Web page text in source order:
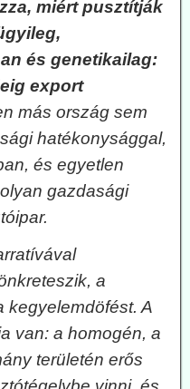
miért pusztítják
és genetikailag:
export
más ország sem
hatékonysággal,
és egyetlen
gazdasági
a
kegyelemdöfést. A
van: a homogén, a
területén erős